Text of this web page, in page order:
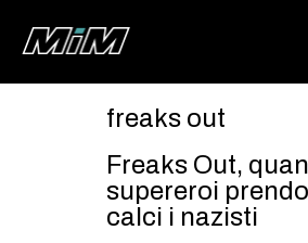
ABOUT
freaks out
Freaks Out,
supereroi
calci i nazisti